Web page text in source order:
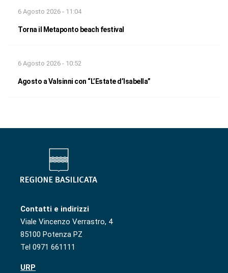
6 Agosto 2026 - 11:04
Torna il Metaponto beach festival
6 Agosto 2026 - 10:52
Agosto a Valsinni con “L’Estate d’Isabella”
Contatti e indirizzi
Viale Vincenzo Verrastro, 4
85100 Potenza PZ
Tel 0971 661111
URP